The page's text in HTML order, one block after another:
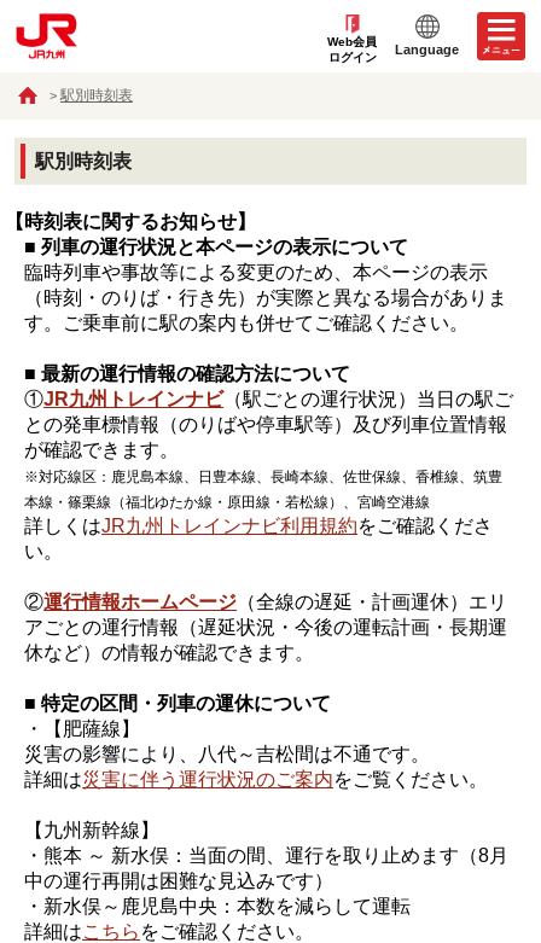
Web会員
ログイン
Language
駅別時刻表
駅別時刻表
【時刻表に関するお知らせ】
■ 列車の運行状況と本ページの表示について
臨時列車や事故等による変更のため、本ページの表示
（時刻・のりば・行き先）が実際と異なる場合がありま
す。ご乗車前に駅の案内も併せてご確認ください。
■ 最新の運行情報の確認方法について
①JR九州トレインナビ（駅ごとの運行状況）当日の駅ご
との発車標情報（のりばや停車駅等）及び列車位置情報
が確認できます。
※対応線区：鹿児島本線、日豊本線、長崎本線、佐世保線、香椎線、筑豊
本線・篠栗線（福北ゆたか線・原田線・若松線）、宮崎空港線
詳しくはJR九州トレインナビ利用規約をご確認くださ
い。
②運行情報ホームページ （全線の遅延・計画運休）エリ
アごとの運行情報（遅延状況・今後の運転計画・長期運
休など）の情報が確認できます。
■ 特定の区間・列車の運休について
・【肥薩線】
災害の影響により、八代～吉松間は不通です。
詳細は災害に伴う運行状況のご案内をご覧ください。
【九州新幹線】
・熊本 ～ 新水俣：当面の間、運行を取り止めます（8月
中の運行再開は困難な見込みです）
・新水俣～鹿児島中央：本数を減らして運転
詳細はこちら をご確認ください。